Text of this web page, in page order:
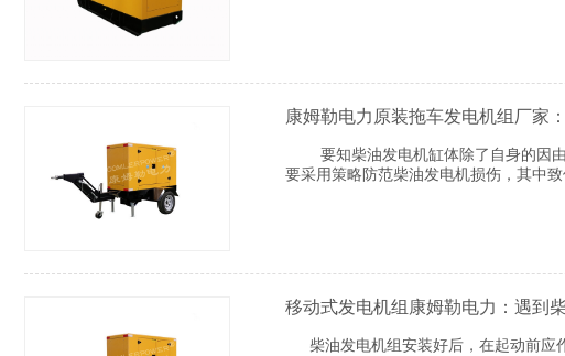
康姆勒电力原装拖车发电机组厂家
要知柴油发电机缸体除了自身的因由
要采用策略防范柴油发电机损伤，其中
移动式发电机组康姆勒电力：遇到
柴油发电机组安装好后，在起动前应